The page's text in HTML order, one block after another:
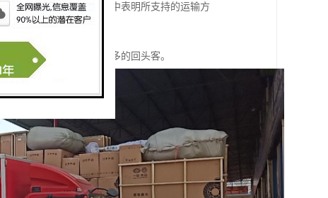
适，只需要在物品描述中表明所支持的运输方
分运费，也为您挣得更多的回头客。